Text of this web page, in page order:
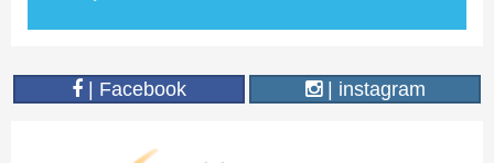
| Facebook | instagram